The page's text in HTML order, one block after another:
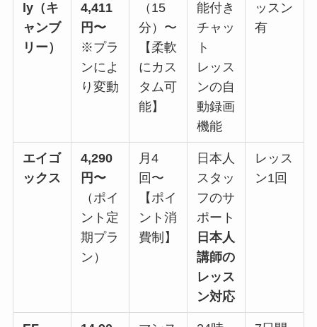
ly（キ
ャンブ
リー）
4,411
円〜
※プラ
ンによ
り変動
（15
分）〜
【柔軟
にカス
タム可
能】
能付き
チャッ
ト
レッス
ンの自
動録画
機能
ッスン
有
エイゴ
ックス
4,290
円〜
（ポイ
ント定
期プラ
ン）
月4
回〜
【ポイ
ント消
費制】
日本人
スタッ
フのサ
ポート
日本人
講師の
レッス
ン対応
レッス
ン1回